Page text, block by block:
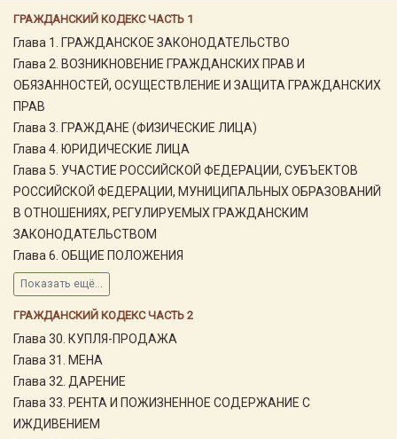
ГРАЖДАНСКИЙ КОДЕКС ЧАСТЬ 1
Глава 1. ГРАЖДАНСКОЕ ЗАКОНОДАТЕЛЬСТВО
Глава 2. ВОЗНИКНОВЕНИЕ ГРАЖДАНСКИХ ПРАВ И
ОБЯЗАННОСТЕЙ, ОСУЩЕСТВЛЕНИЕ И ЗАЩИТА ГРАЖДАНСКИХ
ПРАВ
Глава 3. ГРАЖДАНЕ (ФИЗИЧЕСКИЕ ЛИЦА)
Глава 4. ЮРИДИЧЕСКИЕ ЛИЦА
Глава 5. УЧАСТИЕ РОССИЙСКОЙ ФЕДЕРАЦИИ, СУБЪЕКТОВ
РОССИЙСКОЙ ФЕДЕРАЦИИ, МУНИЦИПАЛЬНЫХ ОБРАЗОВАНИЙ
В ОТНОШЕНИЯХ, РЕГУЛИРУЕМЫХ ГРАЖДАНСКИМ
ЗАКОНОДАТЕЛЬСТВОМ
Глава 6. ОБЩИЕ ПОЛОЖЕНИЯ
Показать ещё...
ГРАЖДАНСКИЙ КОДЕКС ЧАСТЬ 2
Глава 30. КУПЛЯ-ПРОДАЖА
Глава 31. МЕНА
Глава 32. ДАРЕНИЕ
Глава 33. РЕНТА И ПОЖИЗНЕННОЕ СОДЕРЖАНИЕ С
ИЖДИВЕНИЕМ